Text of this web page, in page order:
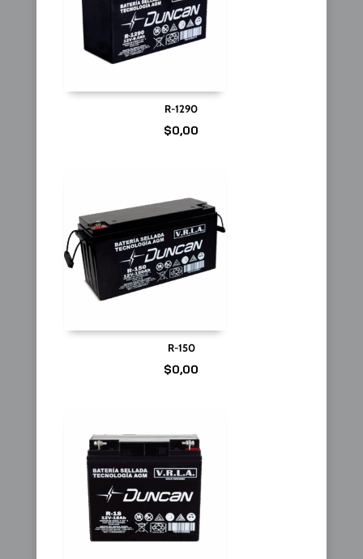
R-1290
$0,00
R-150
$0,00